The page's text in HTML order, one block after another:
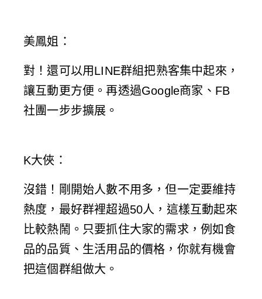
美鳳姐 ：
對！還可以用LINE群組把熟客集中起來，
讓互動更方便。再透過Google商家、FB
社團一步步擴展。
K大俠 ：
沒錯！剛開始人數不用多，但一定要維持
熱度，最好群裡超過50人，這樣互動起來
比較熱鬧。只要抓住大家的需求，例如食
品的品質、生活用品的價格，你就有機會
把這個群組做大。